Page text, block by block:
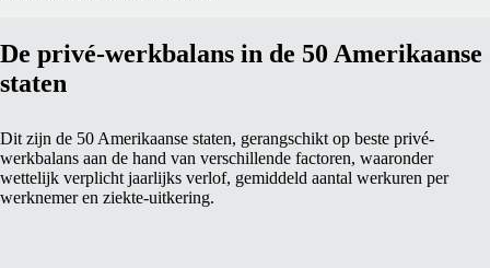
De privé-werkbalans in de 50 Amerikaanse
staten
Dit zijn de 50 Amerikaanse staten, gerangschikt op beste privé-
werkbalans aan de hand van verschillende factoren, waaronder
wettelijk verplicht jaarlijks verlof, gemiddeld aantal werkuren per
werknemer en ziekte-uitkering.